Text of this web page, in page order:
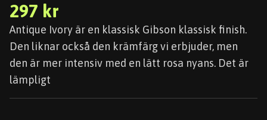
297 kr
Antique Ivory är en klassisk Gibson klassisk finish.
Den liknar också den krämfärg vi erbjuder, men
den är mer intensiv med en lätt rosa nyans. Det är
lämpligt